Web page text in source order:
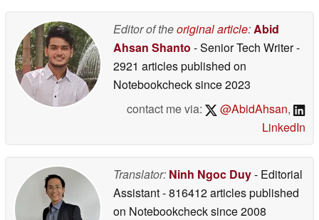
Editor of theoriginal article:Abid
Ahsan Shanto - Senior Tech Writer-
2921 articles published on
Notebookchecksince 2023
contact me via:
@AbidAhsan,
LinkedIn
Translator: Ninh Ngoc Duy- Editorial
Assistant- 816412 articles published
on Notebookchecksince 2008